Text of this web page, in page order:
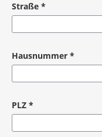
Straße *
Hausnummer *
PLZ *